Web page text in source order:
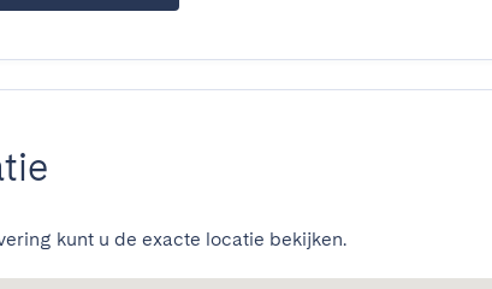
kunt u de exacte locatie bekijken.